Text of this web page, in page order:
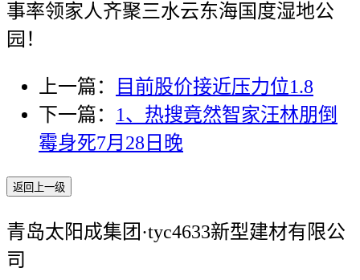
事率领家人齐聚三水云东海国度湿地公
园！
上一篇：
目前股价接近压力位1.8
下一篇： 1、热搜竟然智家汪林朋倒
霉身死7月28日晚
返回上一级
青岛太阳成集团·tyc4633新型建材有限公
司